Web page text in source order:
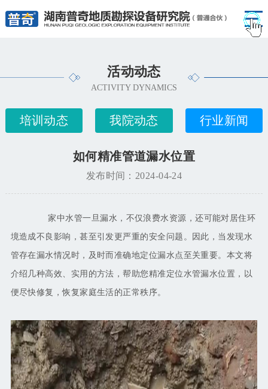
活动动态
ACTIVITY DYNAMICS
培训动态 我院动态 行业新闻
如何精准管道漏水位置
发布时间：2024-04-24
家中水管一旦漏水，不仅浪费水资源，还可能对居住环
境造成不良影响，甚至引发更严重的安全问题。因此，当发现水
管存在漏水情况时，及时而准确地定位漏水点至关重要。本文将
介绍几种高效、实用的方法，帮助您精准定位水管漏水位置，以
便尽快修复，恢复家庭生活的正常秩序。